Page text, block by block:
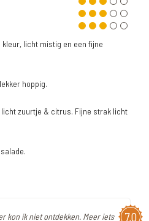
kleur, licht mistig en een fijne
hoppig.
licht zuurtje & citrus. Fijne strak licht
7,0
kon ik niet ontdekken. Meer iets